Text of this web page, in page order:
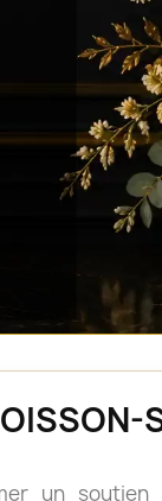
un